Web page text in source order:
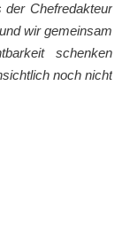
der Chefredakteur
wir gemeinsam
schenken
noch nicht